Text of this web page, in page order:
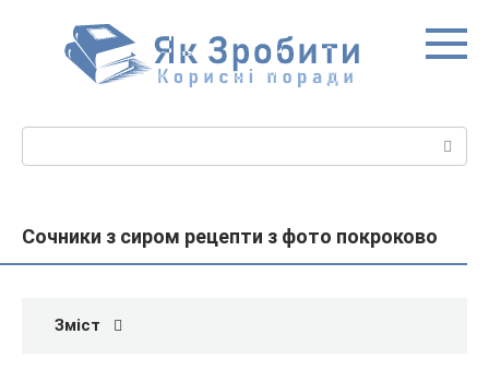
Сочники з сиром рецепти з фото покроково
Зміст